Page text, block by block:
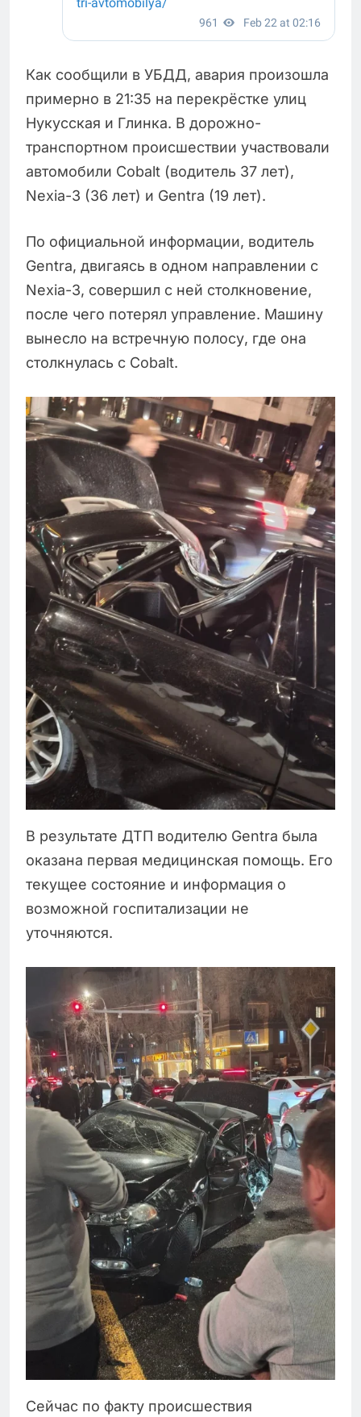
Как сообщили в УБДД, авария произошла
примерно в 21:35 на перекрёстке улиц
Нукусская и Глинка. В дорожно-
транспортном происшествии участвовали
автомобили Cobalt (водитель 37 лет),
Nexia-3 (36 лет) и Gentra (19 лет).
По официальной информации, водитель
Gentra, двигаясь в одном направлении с
Nexia-3, совершил с ней столкновение,
после чего потерял управление. Машину
вынесло на встречную полосу, где она
столкнулась с Cobalt.
В результате ДТП водителю Gentra была
оказана первая медицинская помощь. Его
текущее состояние и информация о
возможной госпитализации не
уточняются.
Сейчас по факту происшествия